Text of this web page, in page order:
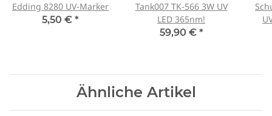
Edding 8280 UV-Marker
5,50 € *
Tank007 TK-566 3W UV
LED 365nm!
59,90 € *
Ähnliche Artikel